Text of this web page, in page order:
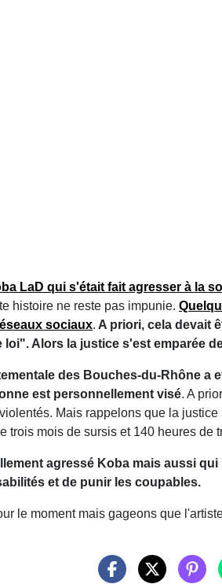
LaD qui s'était fait agresser à la
histoire ne reste pas impunie.
sociaux. A priori, cela devait
Alors la justice s'est emparée
des Bouches-du-Rhône
est personnellement visé. A
Mais rappelons que la
mois de sursis et 140 heures de
agressé Koba mais aussi
et de punir les coupables.
le moment mais gageons que